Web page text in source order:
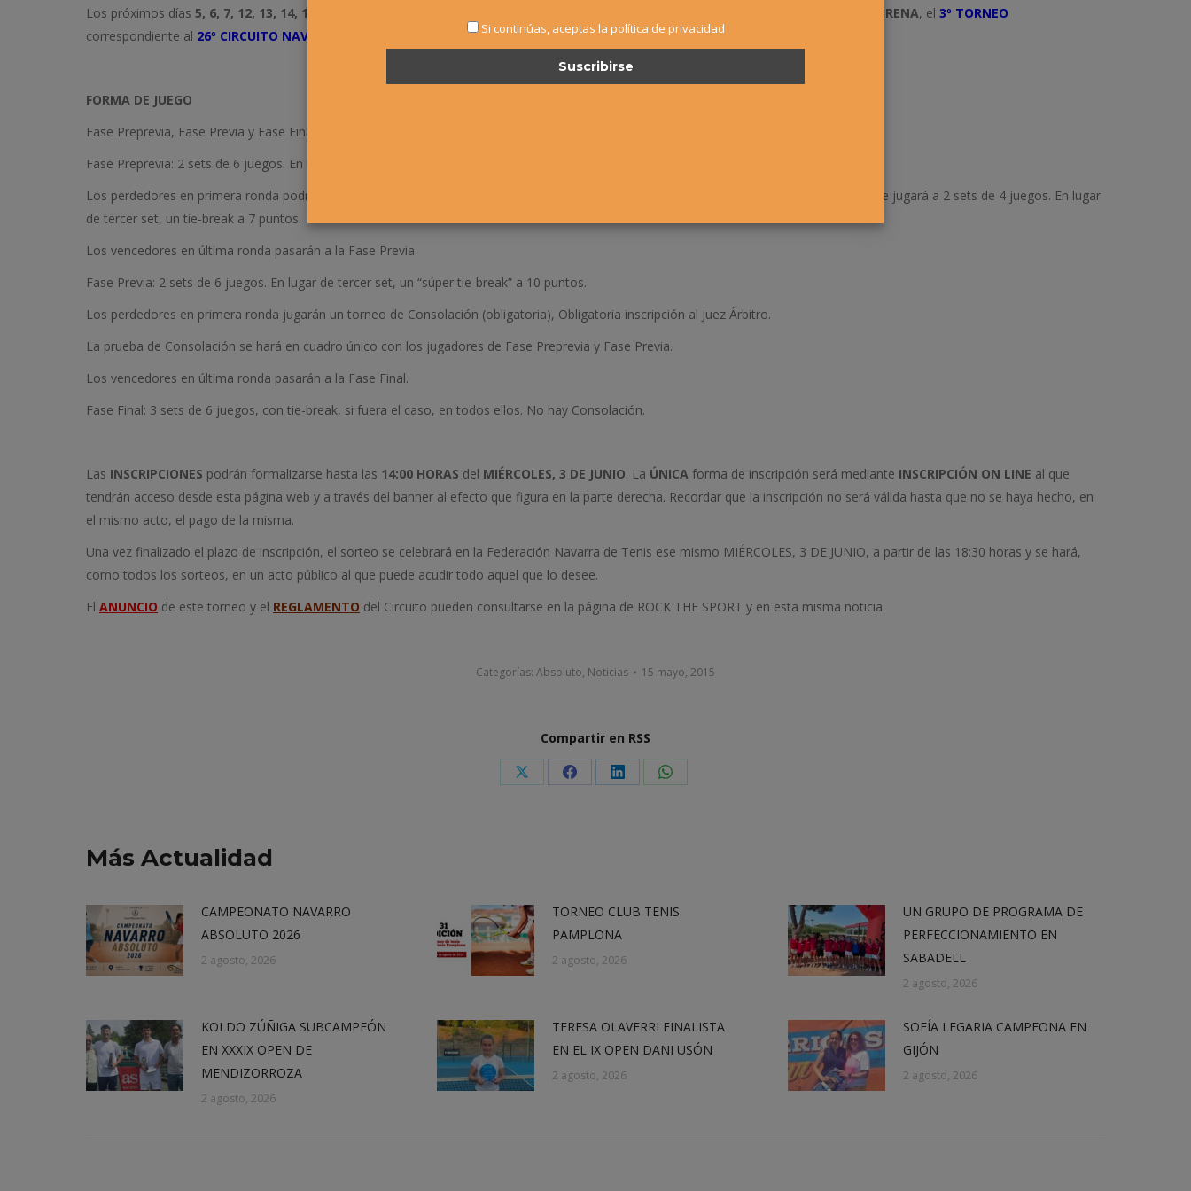
Los próximos días 5, 6, 7, 12, 13, 14, 19, 20 Y 21 DE JUNIO AGRUPACIÓN DEPORTIVA OBERENA, el 3º TORNEO
correspondiente al 26º CIRCUITO NAVARRO ABSOLUTO
FORMA DE JUEGO
Fase Preprevia, Fase Previa y Fase Final (si hay número suficiente de jugadores inscritos).
Fase Preprevia: 2 sets de 6 juegos. En lugar de tercer set, un “súper tie-break” a 10 puntos.
Los perdedores en primera ronda podrán jugar un torneo de Consolación (obligatoria para el Club). Obligatoria inscripción al Juez Árbitro. Se jugará a 2 sets de 4 juegos. En lugar
de tercer set, un tie-break a 7 puntos.
Los vencedores en última ronda pasarán a la Fase Previa.
Fase Previa: 2 sets de 6 juegos. En lugar de tercer set, un “súper tie-break” a 10 puntos.
Los perdedores en primera ronda jugarán un torneo de Consolación (obligatoria), Obligatoria inscripción al Juez Árbitro.
La prueba de Consolación se hará en cuadro único con los jugadores de Fase Preprevia y Fase Previa.
Los vencedores en última ronda pasarán a la Fase Final.
Fase Final: 3 sets de 6 juegos, con tie-break, si fuera el caso, en todos ellos. No hay Consolación.
Las INSCRIPCIONES podrán formalizarse hasta las 14:00 HORAS del MIÉRCOLES, 3 DE JUNIO. La ÚNICA forma de inscripción será mediante INSCRIPCIÓN ON LINE al que
tendrán acceso desde esta página web y a través del banner al efecto que figura en la parte derecha. Recordar que la inscripción no será válida hasta que no se haya hecho, en
el mismo acto, el pago de la misma.
Una vez finalizado el plazo de inscripción, el sorteo se celebrará en la Federación Navarra de Tenis ese mismo MIÉRCOLES, 3 DE JUNIO, a partir de las 18:30 horas y se hará,
como todos los sorteos, en un acto público al que puede acudir todo aquel que lo desee.
El ANUNCIO de este torneo y el REGLAMENTO del Circuito pueden consultarse en la página de ROCK THE SPORT y en esta misma noticia.
Categorías: Absoluto, Noticias 15 mayo, 2015
Compartir en RSS
Share Share Share Share
Más Actualidad
CAMPEONATO NAVARRO
ABSOLUTO 2026
2 agosto, 2026
TORNEO CLUB TENIS
PAMPLONA
2 agosto, 2026
UN GRUPO DE PROGRAMA DE
PERFECCIONAMIENTO EN
SABADELL
2 agosto, 2026
KOLDO ZÚÑIGA SUBCAMPEÓN
EN XXXIX OPEN DE
MENDIZORROZA
2 agosto, 2026
TERESA OLAVERRI FINALISTA
EN EL IX OPEN DANI USÓN
2 agosto, 2026
SOFÍA LEGARIA CAMPEONA EN
GIJÓN
2 agosto, 2026
Si continúas, aceptas la política de privacidad